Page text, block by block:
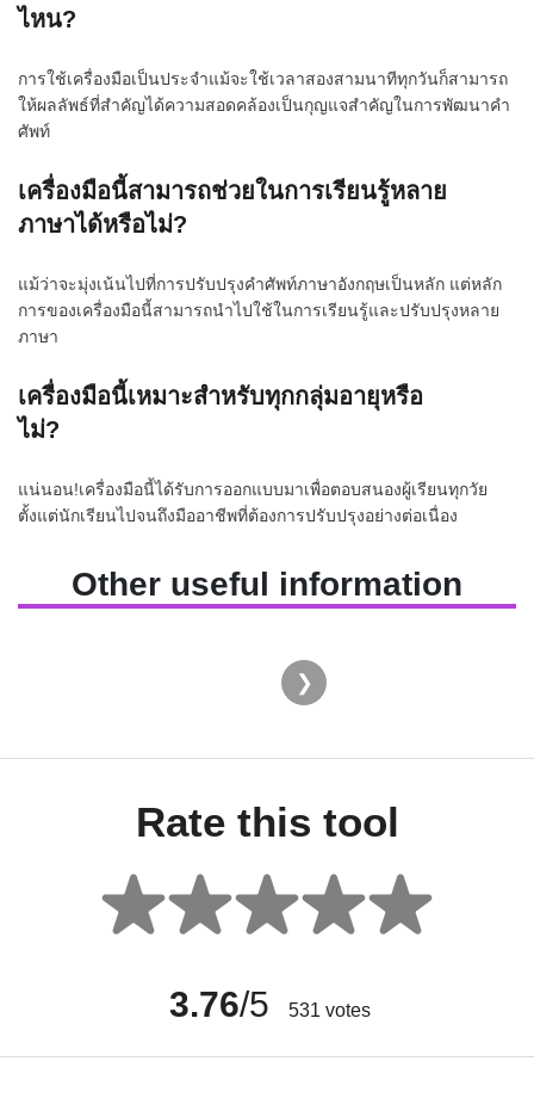
ไหน?
การใช้เครื่องมือเป็นประจำแม้จะใช้เวลาสองสามนาทีทุกวันก็สามารถ
ให้ผลลัพธ์ที่สำคัญได้ความสอดคล้องเป็นกุญแจสำคัญในการพัฒนาคำ
ศัพท์
เครื่องมือนี้สามารถช่วยในการเรียนรู้หลาย
ภาษาได้หรือไม่?
แม้ว่าจะมุ่งเน้นไปที่การปรับปรุงคำศัพท์ภาษาอังกฤษเป็นหลัก แต่หลัก
การของเครื่องมือนี้สามารถนำไปใช้ในการเรียนรู้และปรับปรุงหลาย
ภาษา
เครื่องมือนี้เหมาะสำหรับทุกกลุ่มอายุหรือ
ไม่?
แน่นอน!เครื่องมือนี้ได้รับการออกแบบมาเพื่อตอบสนองผู้เรียนทุกวัย
ตั้งแต่นักเรียนไปจนถึงมืออาชีพที่ต้องการปรับปรุงอย่างต่อเนื่อง
Other useful information
Rate this tool
3.76/5 531 votes